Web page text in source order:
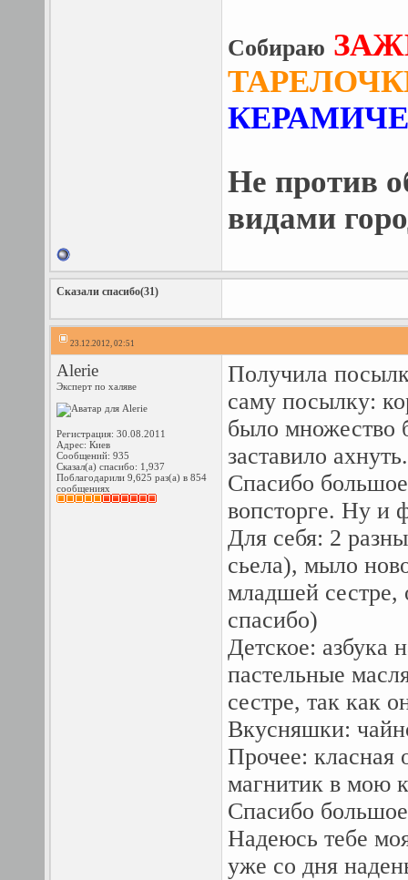
Собираю
Не против
видами
Сказали спасибо(31)
23.12.2012, 02:51
Alerie
Эксперт по халяве
Регистрация: 30.08.2011
Адрес: Киев
Сообщений: 935
Сказал(а) спасибо: 1,937
Поблагодарили 9,625 раз(а) в 854
сообщениях
Получила
саму посылку:
было множество
заставило
Спасибо
вопсторге. Ну и
Для себя: 2
сьела), мыло
младшей сестре,
спасибо)
Детское: азбука
пастельные
сестре, так как
Вкусняшки:
Прочее: класная
магнитик в мою
Спасибо
Надеюсь тебе
уже со дня